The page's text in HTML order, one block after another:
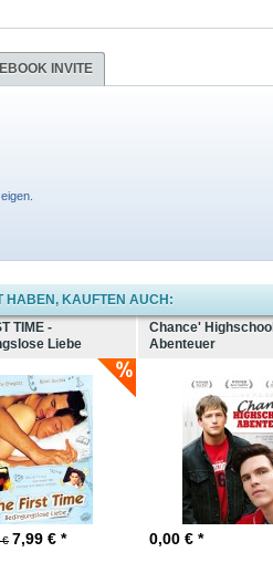
INVITE
HABEN, KAUFTEN AUCH:
TIME -
Liebe
€ 7,99 € *
Chance' Highschool
Abenteuer
0,00 € *